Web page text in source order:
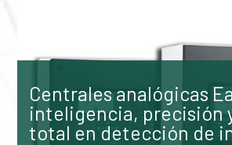
Centrales analógicas
inteligencia, precisión
total en detección de